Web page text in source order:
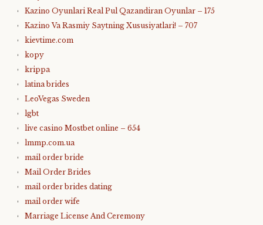
Kazino Oyunlari Real Pul Qazandiran Oyunlar – 175
Kazino Va Rasmiy Saytning Xususiyatlari! – 707
kievtime.com
kopy
krippa
latina brides
LeoVegas Sweden
lgbt
live casino Mostbet online – 654
lmmp.com.ua
mail order bride
Mail Order Brides
mail order brides dating
mail order wife
Marriage License And Ceremony